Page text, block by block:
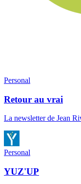
Personal
Retour au vrai
La newsletter de Jean
Personal
YUZ'UP